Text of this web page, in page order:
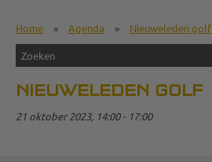
Home » Agenda » Nieuweleden golf
NIEUWELEDEN GOLF
21 oktober 2023, 14:00 - 17:00